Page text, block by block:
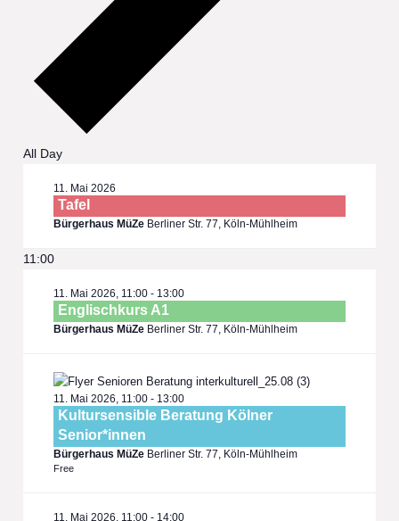
All Day
11. Mai 2026
Tafel
Bürgerhaus MüZe Berliner Str. 77, Köln-Mühlheim
11:00
11. Mai 2026, 11:00 - 13:00
Englischkurs A1
Bürgerhaus MüZe Berliner Str. 77, Köln-Mühlheim
11. Mai 2026, 11:00 - 13:00
Kultursensible Beratung Kölner
Senior*innen
Bürgerhaus MüZe Berliner Str. 77, Köln-Mühlheim
Free
11. Mai 2026, 11:00 - 14:00